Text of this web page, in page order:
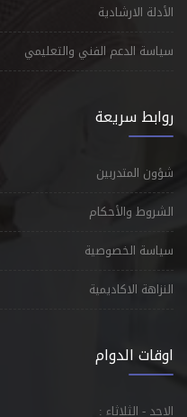
الأدلة الارشادية
سياسة الدعم الفني والتعليمي
روابط سريعة
شؤون المتدربين
الشروط والأحكام
سياسة الخصوصية
النزاهة الاكاديمية
اوقات الدوام
الاحد - الثلاثاء :